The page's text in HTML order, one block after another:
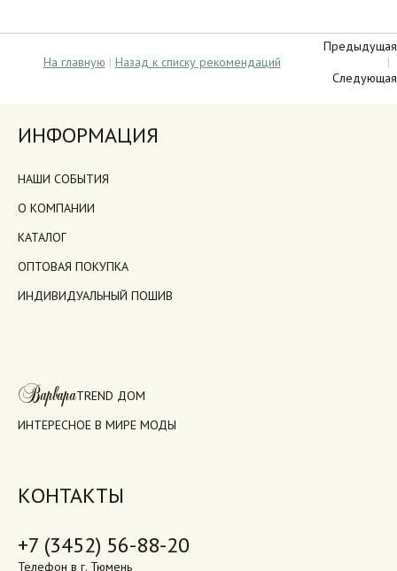
На главную | Назад к списку рекомендаций
Предыдущая
|
Следующая
ИНФОРМАЦИЯ
НАШИ СОБЫТИЯ
О КОМПАНИИ
КАТАЛОГ
ОПТОВАЯ ПОКУПКА
ИНДИВИДУАЛЬНЫЙ ПОШИВ
ВарвараTREND ДОМ
ИНТЕРЕСНОЕ В МИРЕ МОДЫ
КОНТАКТЫ
+7 (3452) 56-88-20
Телефон в г. Тюмень